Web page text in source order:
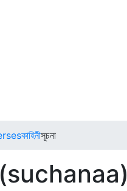
কাহিনীসূচনা
(suchanaa)